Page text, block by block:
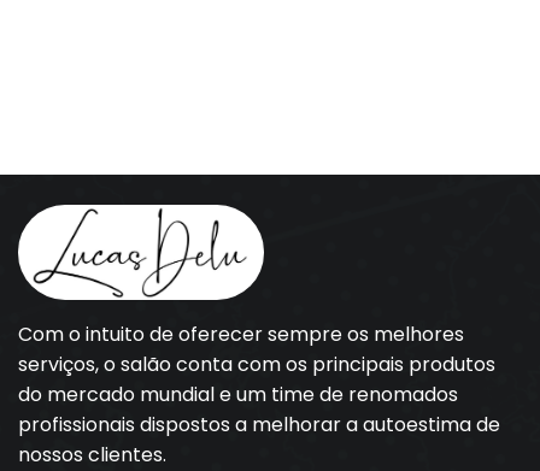
Com o intuito de oferecer sempre os melhores
serviços, o salão conta com os principais produtos
do mercado mundial e um time de renomados
profissionais dispostos a melhorar a autoestima de
nossos clientes.